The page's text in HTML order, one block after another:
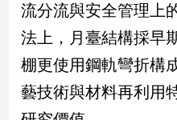
南
灣
觀
點
流分流與安全管理上
法上，月臺結構採早
棚更使用鋼軌彎折構
藝技術與材料再利用